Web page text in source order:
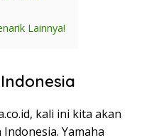
Lainnya!
kali ini kita akan
Yamaha